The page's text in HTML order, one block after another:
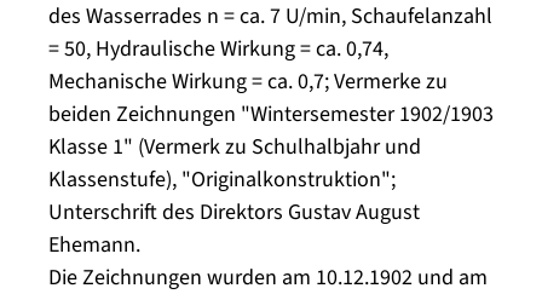
des Wasserrades n = ca. 7 U/min, Schaufelanzahl
= 50, Hydraulische Wirkung = ca. 0,74,
Mechanische Wirkung = ca. 0,7; Vermerke zu
beiden Zeichnungen "Wintersemester 1902/1903
Klasse 1" (Vermerk zu Schulhalbjahr und
Klassenstufe), "Originalkonstruktion";
Unterschrift des Direktors Gustav August
Ehemann.
Die Zeichnungen wurden am 10.12.1902 und am